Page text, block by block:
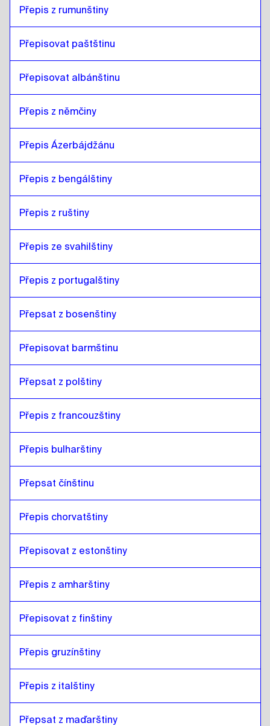
Přepis z rumunštiny
Přepisovat paštštinu
Přepisovat albánštinu
Přepis z němčiny
Přepis Ázerbájdžánu
Přepis z bengálštiny
Přepis z ruštiny
Přepis ze svahilštiny
Přepis z portugalštiny
Přepsat z bosenštiny
Přepisovat barmštinu
Přepsat z polštiny
Přepis z francouzštiny
Přepis bulharštiny
Přepsat čínštinu
Přepis chorvatštiny
Přepisovat z estonštiny
Přepis z amharštiny
Přepisovat z finštiny
Přepis gruzínštiny
Přepis z italštiny
Přepsat z maďarštiny